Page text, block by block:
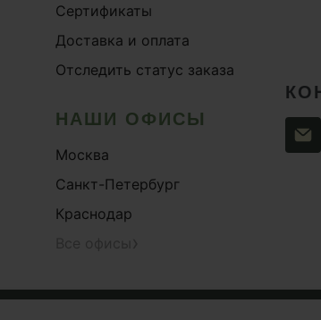
Сертификаты
Доставка и оплата
Отследить статус заказа
НАШИ ОФИСЫ
Москва
Санкт-Петербург
Краснодар